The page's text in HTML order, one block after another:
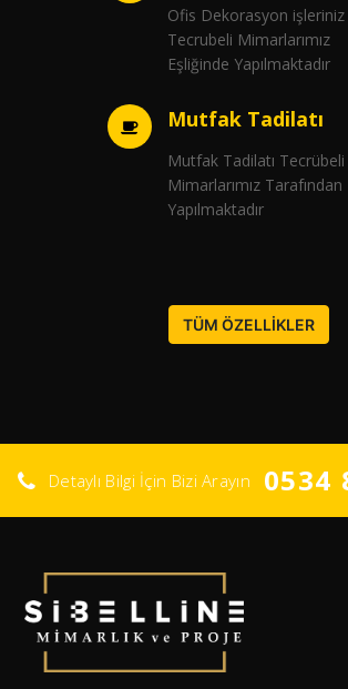
Ofis Dekorasyon işleriniz
Tecrubeli Mimarlarımız
Eşliğinde Yapılmaktadır
Mutfak Tadilatı
Mutfak Tadilatı Tecrübeli
Mimarlarımız Tarafından
Yapılmaktadır
TÜM ÖZELLİKLER
Detaylı Bilgi İçin Bizi Arayın 0534